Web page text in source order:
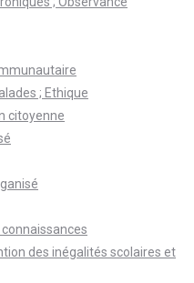
; Ethique
citoyenne
des inégalités scolaires et